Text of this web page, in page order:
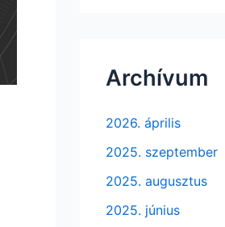
Archívum
2026. április
2025. szeptember
2025. augusztus
2025. június